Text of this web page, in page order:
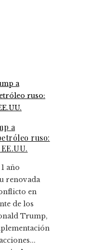
a
ruso:
año
renovada
en
de los
Trump,